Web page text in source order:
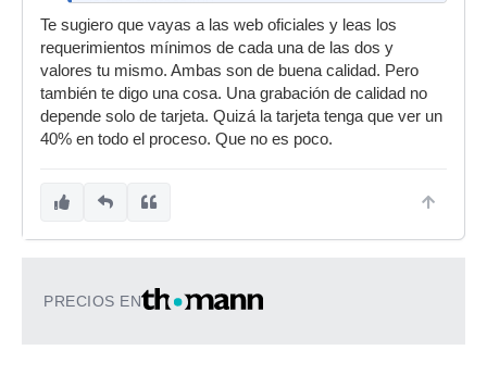
Te sugiero que vayas a las web oficiales y leas los
requerimientos mínimos de cada una de las dos y
valores tu mismo. Ambas son de buena calidad. Pero
también te digo una cosa. Una grabación de calidad no
depende solo de tarjeta. Quizá la tarjeta tenga que ver un
40% en todo el proceso. Que no es poco.
PRECIOS EN